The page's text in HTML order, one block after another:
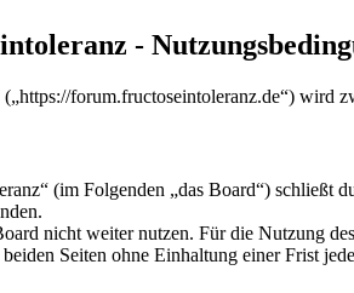
-
forum.fructoseintoleranz.de“) wird
(im Folgenden „das Board“) schließt
nicht weiter nutzen. Für die Nutzung
Seiten ohne Einhaltung einer Frist